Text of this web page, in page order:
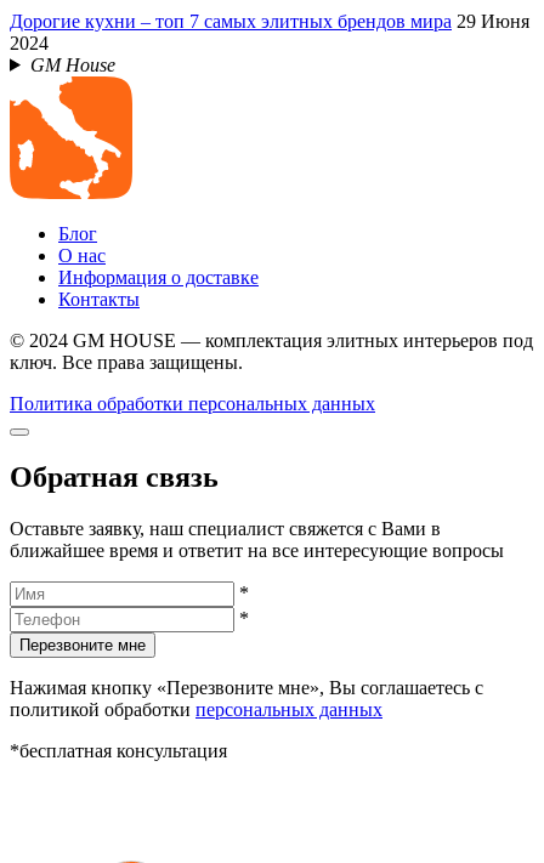
Дорогие кухни – топ 7 самых элитных брендов мира 29 Июня
2024
GM House
Блог
О нас
Информация о доставке
Контакты
© 2024 GM HOUSE — комплектация элитных интерьеров под
ключ. Все права защищены.
Политика обработки персональных данных
Обратная связь
Оставьте заявку, наш специалист свяжется с Вами в
ближайшее время и ответит на все интересующие вопросы
*
*
Перезвоните мне
Нажимая кнопку «Перезвоните мне», Вы соглашаетесь с
политикой обработки персональных данных
*бесплатная консультация